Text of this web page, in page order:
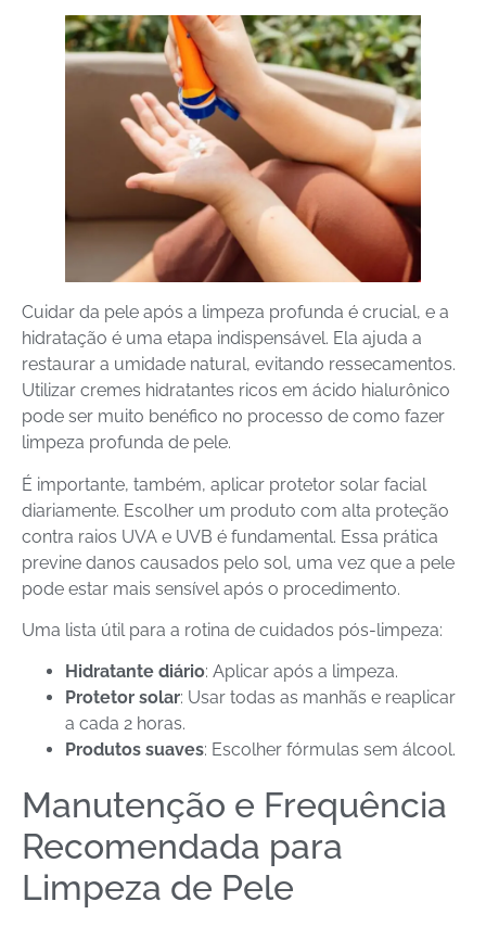
Cuidar da pele após a limpeza profunda é crucial, e a
hidratação é uma etapa indispensável. Ela ajuda a
restaurar a umidade natural, evitando ressecamentos.
Utilizar cremes hidratantes ricos em ácido hialurônico
pode ser muito benéfico no processo de como fazer
limpeza profunda de pele.
É importante, também, aplicar protetor solar facial
diariamente. Escolher um produto com alta proteção
contra raios UVA e UVB é fundamental. Essa prática
previne danos causados pelo sol, uma vez que a pele
pode estar mais sensível após o procedimento.
Uma lista útil para a rotina de cuidados pós-limpeza:
Hidratante diário: Aplicar após a limpeza.
Protetor solar: Usar todas as manhãs e reaplicar
a cada 2 horas.
Produtos suaves: Escolher fórmulas sem álcool.
Manutenção e Frequência
Recomendada para
Limpeza de Pele